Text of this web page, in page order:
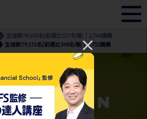
生徒数78,603名(前週比527名増)｜2,744講義
生徒数79,151名(前週比548名増)｜2,752講義
らせ・メディア実績 -